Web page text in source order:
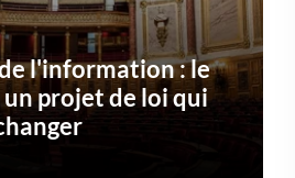
l'information : le
projet de loi qui